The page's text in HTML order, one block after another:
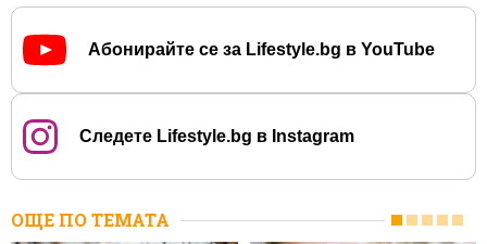
Абонирайте се за Lifestyle.bg в YouTube
Следете Lifestyle.bg в Instagram
ОЩЕ ПО ТЕМАТА